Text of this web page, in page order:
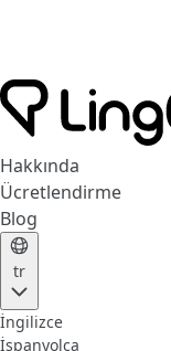
Hakkında
Ücretlendirme
Blog
tr
İngilizce
İspanyolca